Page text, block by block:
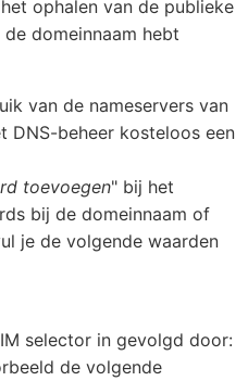
ophalen van de publieke
domeinnaam hebt
van de nameservers van
DNS-beheer kosteloos een
toevoegen" bij het
bij de domeinnaam of
je de volgende waarden
selector in gevolgd door:
de volgende